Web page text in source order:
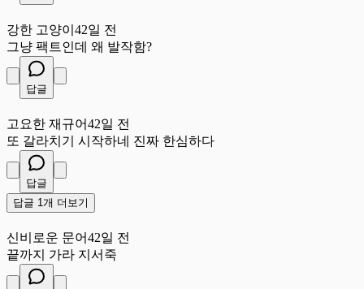
강한 고양이 42일 전
그냥 팩트인데 왜 발작함?
답글
고요한 재규어42일 전
또 갈라치기 시작하네 진짜 한심하다
답글
답글 1개 더보기
신비로운 문어42일 전
끝까지 가라 지서죽